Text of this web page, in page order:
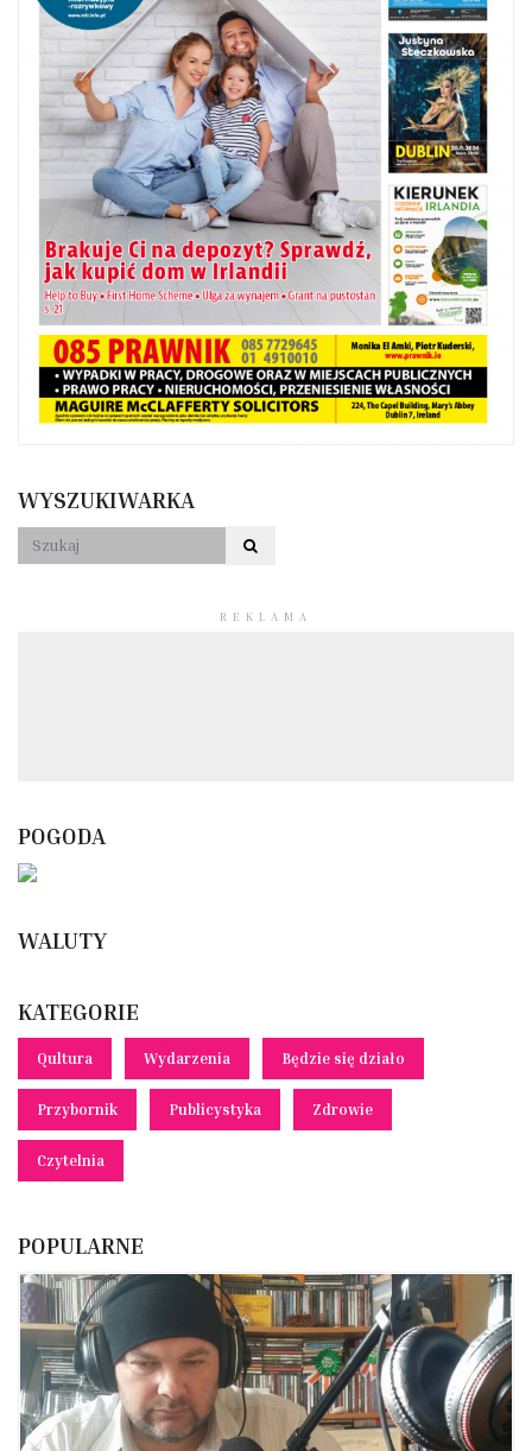
WYSZUKIWARKA
REKLAMA
POGODA
WALUTY
KATEGORIE
Qultura Wydarzenia Będzie się działo
Przybornik Publicystyka Zdrowie
Czytelnia
POPULARNE